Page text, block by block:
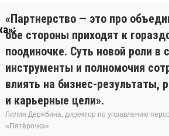
«Партнерство — это про
обе стороны приходят к
поодиночке. Суть новой роли
инструменты и полномочия
влиять на бизнес-результаты,
и карьерные цели».
Лилия Дерябина, директор по управлению
«Пятёрочка»